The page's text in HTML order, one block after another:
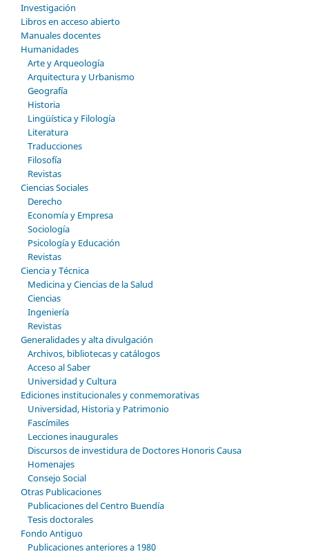
Investigación
Libros en acceso abierto
Manuales docentes
Humanidades
Arte y Arqueología
Arquitectura y Urbanismo
Geografía
Historia
Lingüística y Filología
Literatura
Traducciones
Filosofía
Revistas
Ciencias Sociales
Derecho
Economía y Empresa
Sociología
Psicología y Educación
Revistas
Ciencia y Técnica
Medicina y Ciencias de la Salud
Ciencias
Ingeniería
Revistas
Generalidades y alta divulgación
Archivos, bibliotecas y catálogos
Acceso al Saber
Universidad y Cultura
Ediciones institucionales y conmemorativas
Universidad, Historia y Patrimonio
Fascímiles
Lecciones inaugurales
Discursos de investidura de Doctores Honoris Causa
Homenajes
Consejo Social
Otras Publicaciones
Publicaciones del Centro Buendía
Tesis doctorales
Fondo Antiguo
Publicaciones anteriores a 1980